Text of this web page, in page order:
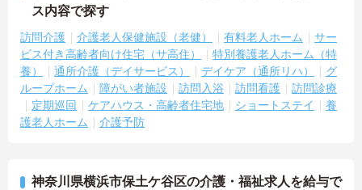
ス内容で探す
訪問介護 介護老人保健施設（老健） 有料老人ホーム
サー
ビス付き高齢者向け住宅（サ高住）
特別養護老人ホーム（特
養）
通所介護（デイサービス） デイケア（通所リハ）
グ
ループホーム
障がい者施設 訪問入浴 訪問看護
訪問診療
定期巡回
ケアハウス・高齢者住宅地 ショートステイ
養
護老人ホーム
介護予防
神奈川県横浜市保土ケ谷区の介護・福祉求人を給与で